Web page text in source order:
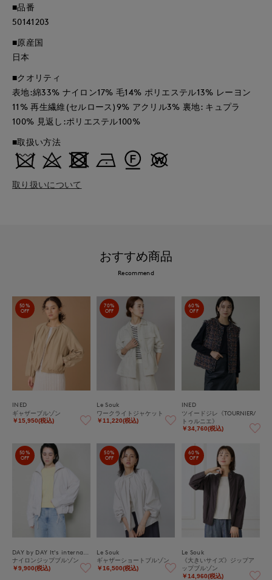
■品番
50141203
■原産国
日本
■クオリティ
表地:綿33% ナイロン17% 毛14% ポリエステル13% レーヨン
11% 再生繊維(セルロース)9% アクリル3% 裏地: キュプラ
100% 見返し:ポリエステル100%
■取扱い方法
取り扱いについて
おすすめ商品
Recommend
50%
OFF
INED
ギャザーブルゾン
￥15,950(税込)
70%
OFF
Le Souk
ワークライトジャケット
￥11,220(税込)
60%
OFF
INED
ツイードジレ《TOURNIER/
トゥルニエ》
￥34,760(税込)
50%
OFF
ナイロンジップブルゾン
￥9,900(税込)
50%
OFF
Le Souk
ギャザーショートブルゾン
￥16,500(税込)
60%
OFF
Le Souk
《大きいサイズ》ジップア
ップブルゾン
￥14,960(税込)